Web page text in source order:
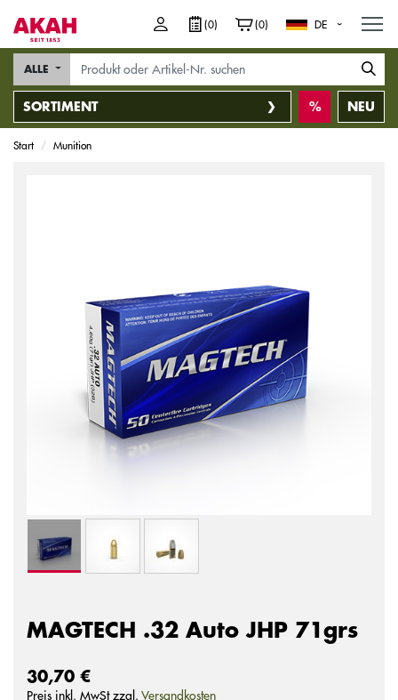
(0) (0) DE
SORTIMENT
ALLE
NEU
Start Munition
MAGTECH .32 Auto JHP 71grs
30,70 €
Preis inkl. MwSt zzgl. Versandkosten